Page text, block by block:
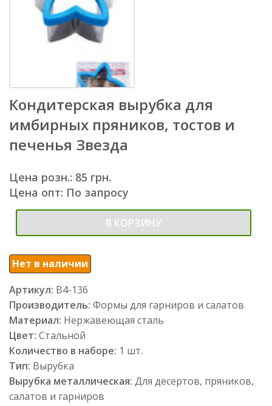
Кондитерская вырубка для
имбирных пряников, тостов и
печенья Звезда
Цена розн.: 85 грн.
Цена опт: По запросу
В КОРЗИНУ
Нет в наличии
Артикул: В4-136
Производитель: Формы для гарниров и салатов
Материал: Нержавеющая сталь
Цвет: Стальной
Количество в наборе: 1 шт.
Тип: Вырубка
Вырубка металлическая: Для десертов, пряников,
салатов и гарниров